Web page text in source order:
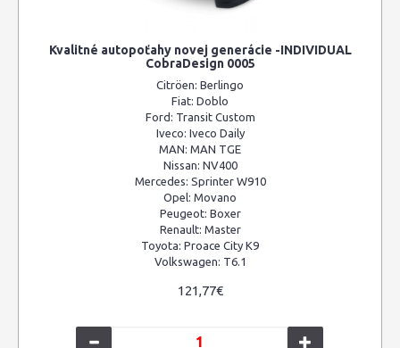
Kvalitné autopoťahy novej generácie -INDIVIDUAL
CobraDesign 0005
Citröen: Berlingo
Fiat: Doblo
Ford: Transit Custom
Iveco: Iveco Daily
MAN: MAN TGE
Nissan: NV400
Mercedes: Sprinter W910
Opel: Movano
Peugeot: Boxer
Renault: Master
Toyota: Proace City K9
Volkswagen: T6.1
121,77€